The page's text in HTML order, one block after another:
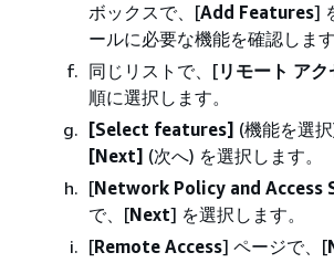
ボックスで、[Add Features]
ールに必要な機能を確認します
同じリストで、[リモート アク
順に選択します。
[Select features] (機能を選択
[Next] (次へ) を選択します。
[Network Policy and Access
で、[Next] を選択します。
[Remote Access] ページで、[